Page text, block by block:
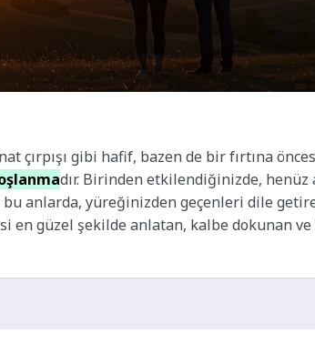
çırpışı gibi hafif, bazen de bir fırtına
dır. Birinden etkilendiğinizde, henüz
anlarda, yüreğinizden geçenleri dile
en güzel şekilde anlatan, kalbe dokunan